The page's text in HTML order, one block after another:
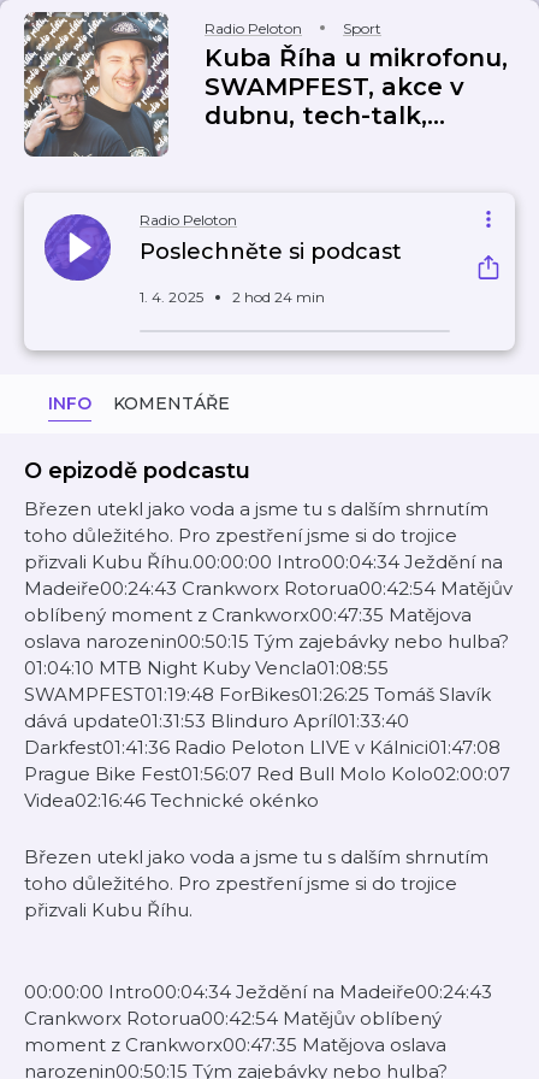
Radio Peloton Sport
Kuba Říha u mikrofonu,
SWAMPFEST, akce v
dubnu, tech-talk,...
Radio Peloton
Poslechněte si podcast
1. 4. 2025 2 hod 24 min
INFO KOMENTÁŘE
O epizodě podcastu
Březen utekl jako voda a jsme tu s dalším shrnutím
toho důležitého. Pro zpestření jsme si do trojice
přizvali Kubu Říhu.00:00:00 Intro00:04:34 Ježdění na
Madeiře00:24:43 Crankworx Rotorua00:42:54 Matějův
oblíbený moment z Crankworx00:47:35 Matějova
oslava narozenin00:50:15 Tým zajebávky nebo hulba?
01:04:10 MTB Night Kuby Vencla01:08:55
SWAMPFEST01:19:48 ForBikes01:26:25 Tomáš Slavík
dává update01:31:53 Blinduro Apríl01:33:40
Darkfest01:41:36 Radio Peloton LIVE v Kálnici01:47:08
Prague Bike Fest01:56:07 Red Bull Molo Kolo02:00:07
Videa02:16:46 Technické okénko
Březen utekl jako voda a jsme tu s dalším shrnutím
toho důležitého. Pro zpestření jsme si do trojice
přizvali Kubu Říhu.
00:00:00 Intro00:04:34 Ježdění na Madeiře00:24:43
Crankworx Rotorua00:42:54 Matějův oblíbený
moment z Crankworx00:47:35 Matějova oslava
narozenin00:50:15 Tým zajebávky nebo hulba?